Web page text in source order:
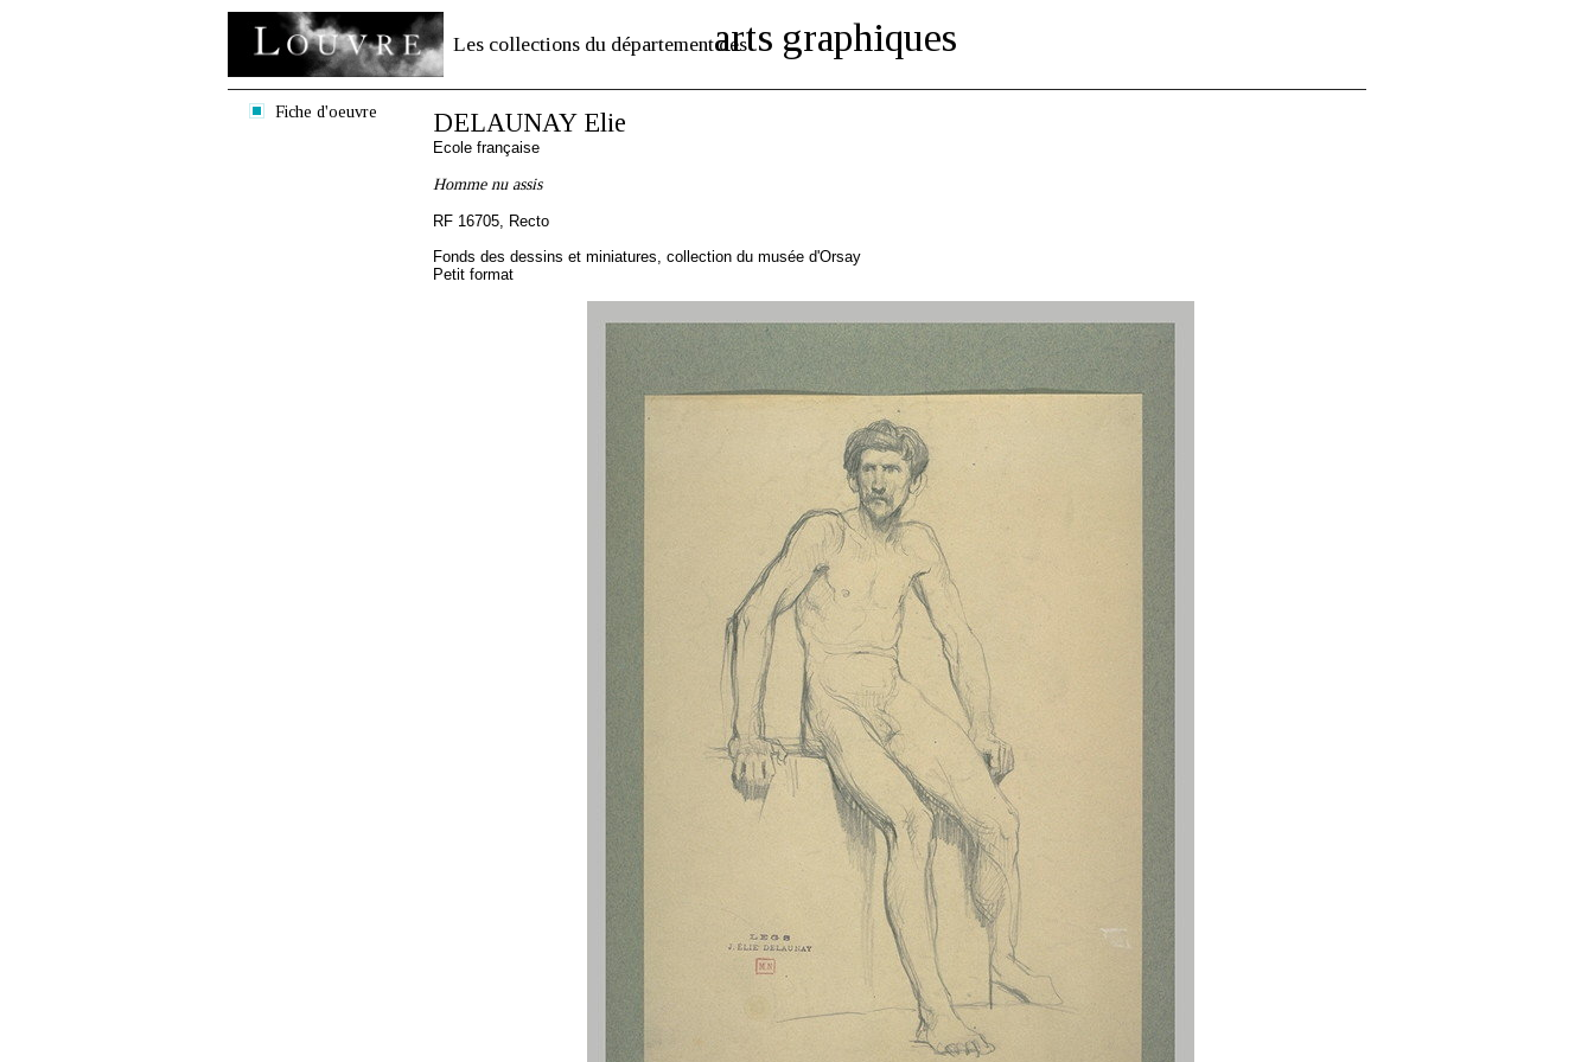
Les collections du département desarts graphiques
Fiche d'oeuvre DELAUNAY Elie
Ecole française
Homme nu assis
RF 16705, Recto
Fonds des dessins et miniatures, collection du musée d'Orsay
Petit format